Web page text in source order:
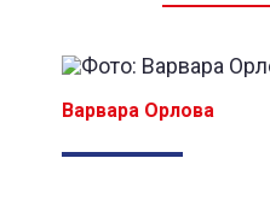
Варвара Орлова